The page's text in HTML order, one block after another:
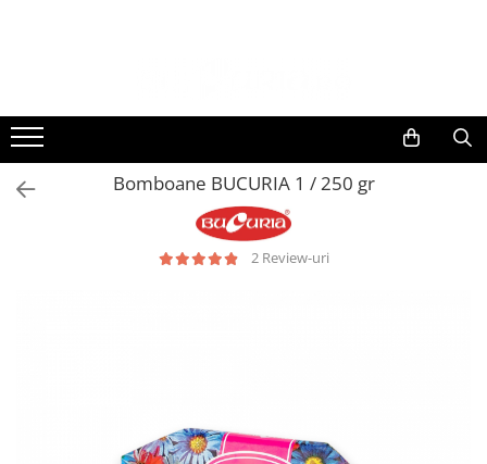
Bomboane BUCURIA 1 / 250 gr
2 Review-uri